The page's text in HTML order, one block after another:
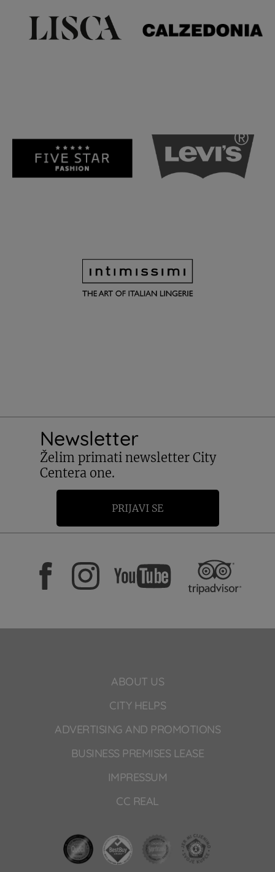
Newsletter
Želim primati newsletter City
Centera one.
PRIJAVI SE
ABOUT US
CITY HELPS
ADVERTISING AND PROMOTIONS
BUSINESS PREMISES LEASE
IMPRESSUM
CC REAL